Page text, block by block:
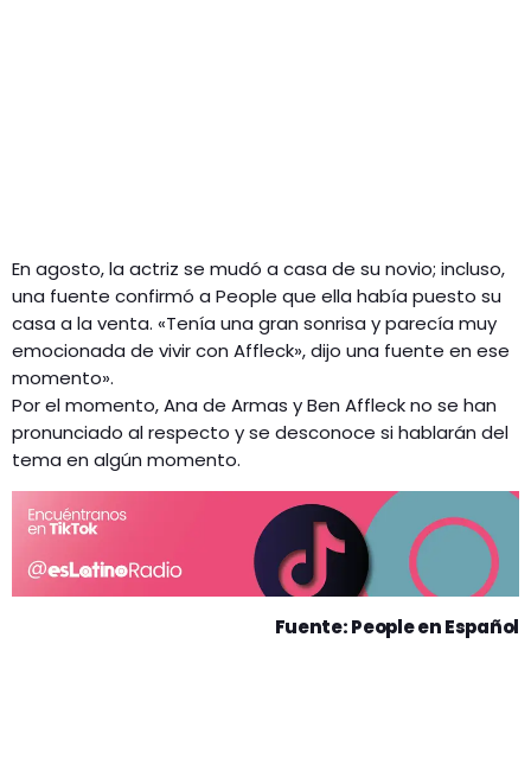
En agosto, la actriz se mudó a casa de su novio; incluso,
una fuente confirmó a People que ella había puesto su
casa a la venta. «Tenía una gran sonrisa y parecía muy
emocionada de vivir con Affleck», dijo una fuente en ese
momento».
Por el momento, Ana de Armas y Ben Affleck no se han
pronunciado al respecto y se desconoce si hablarán del
tema en algún momento.
Fuente: People en Español